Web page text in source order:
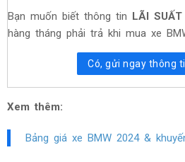
Bạn muốn biết thông tin LÃI
hàng tháng phải trả khi mua xe
Có, gửi ngay thông
Xem thêm:
Bảng giá xe BMW 2024 &